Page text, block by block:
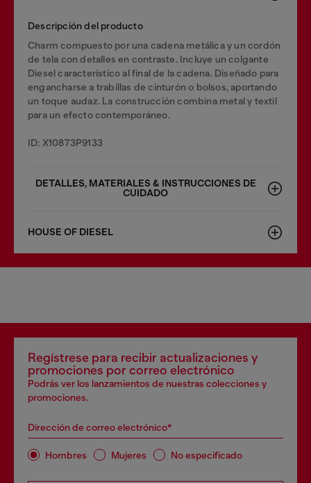
Descripción del producto
Charm compuesto por una cadena metálica y un cordón
de tela con detalles en contraste. Incluye un colgante
Diesel característico al final de la cadena. Diseñado para
engancharse a trabillas de cinturón o bolsos, aportando
un toque audaz. La construcción combina metal y textil
para un efecto contemporáneo.
ID: X10873P9133
DETALLES, MATERIALES & INSTRUCCIONES DE
CUIDADO
HOUSE OF DIESEL
Regístrese para recibir actualizaciones y
promociones por correo electrónico
Podrás ver los lanzamientos de nuestras colecciones y
promociones.
Dirección de correo electrónico*
Hombres Mujeres No especificado